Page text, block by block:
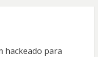
hackeado para